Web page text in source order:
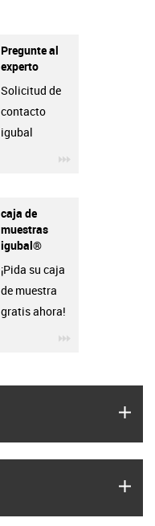
Pregunte al
experto
Solicitud de
contacto
igubal
igus-icon-3arrow
caja de
muestras
igubal®
¡Pida su caja
de muestra
gratis ahora!
igus-icon-3arrow